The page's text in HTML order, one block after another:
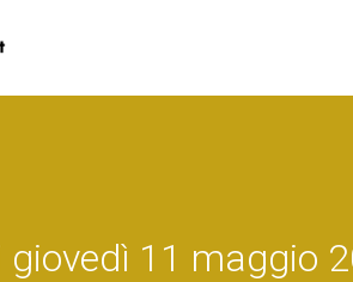
giovedì 11 maggio